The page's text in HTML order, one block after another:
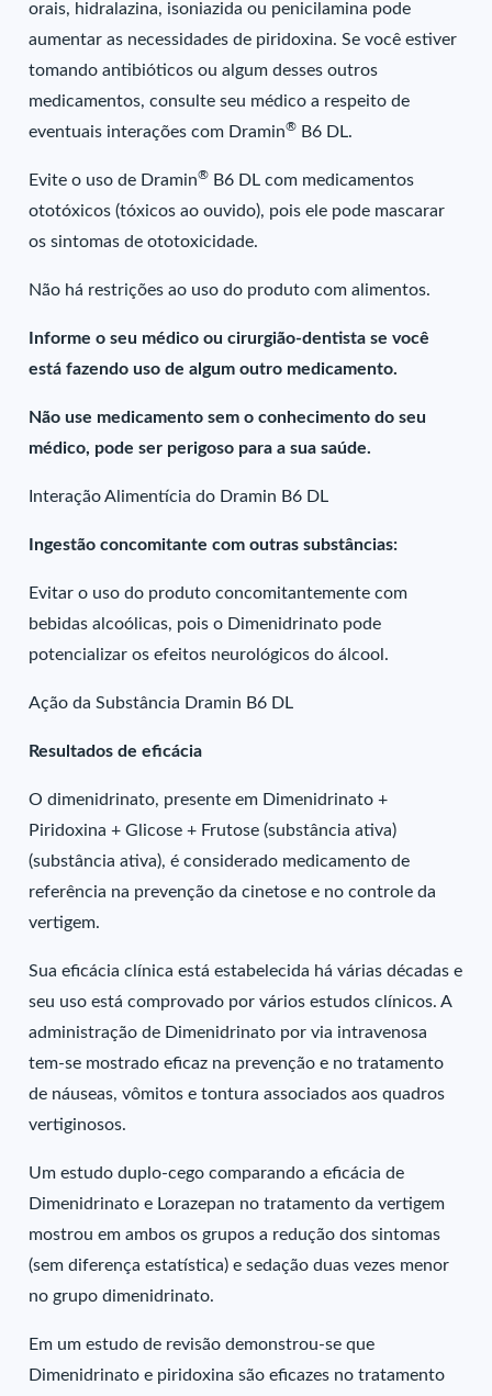
orais, hidralazina, isoniazida ou penicilamina pode
aumentar as necessidades de piridoxina. Se você estiver
tomando antibióticos ou algum desses outros
medicamentos, consulte seu médico a respeito de
eventuais interações com Dramin® B6 DL.
Evite o uso de Dramin® B6 DL com medicamentos
ototóxicos (tóxicos ao ouvido), pois ele pode mascarar
os sintomas de ototoxicidade.
Não há restrições ao uso do produto com alimentos.
Informe o seu médico ou cirurgião-dentista se você
está fazendo uso de algum outro medicamento.
Não use medicamento sem o conhecimento do seu
médico, pode ser perigoso para a sua saúde.
Interação Alimentícia do Dramin B6 DL
Ingestão concomitante com outras substâncias:
Evitar o uso do produto concomitantemente com
bebidas alcoólicas, pois o Dimenidrinato pode
potencializar os efeitos neurológicos do álcool.
Ação da Substância Dramin B6 DL
Resultados de eficácia
O dimenidrinato, presente em Dimenidrinato +
Piridoxina + Glicose + Frutose (substância ativa)
(substância ativa), é considerado medicamento de
referência na prevenção da cinetose e no controle da
vertigem.
Sua eficácia clínica está estabelecida há várias décadas e
seu uso está comprovado por vários estudos clínicos. A
administração de Dimenidrinato por via intravenosa
tem-se mostrado eficaz na prevenção e no tratamento
de náuseas, vômitos e tontura associados aos quadros
vertiginosos.
Um estudo duplo-cego comparando a eficácia de
Dimenidrinato e Lorazepan no tratamento da vertigem
mostrou em ambos os grupos a redução dos sintomas
(sem diferença estatística) e sedação duas vezes menor
no grupo dimenidrinato.
Em um estudo de revisão demonstrou-se que
Dimenidrinato e piridoxina são eficazes no tratamento